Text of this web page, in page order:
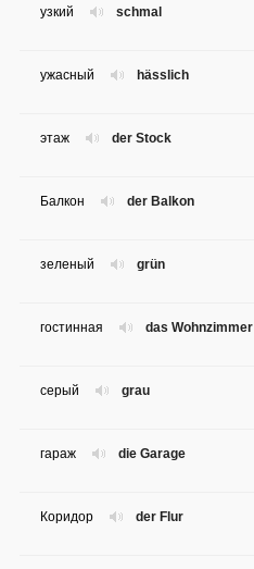
schmal
узкий
hässlich
ужасный
der Stock
этаж
der Balkon
Балкон
grün
зеленый
das Wohnzimmer
гостинная
grau
серый
die Garage
гараж
der Flur
Коридор